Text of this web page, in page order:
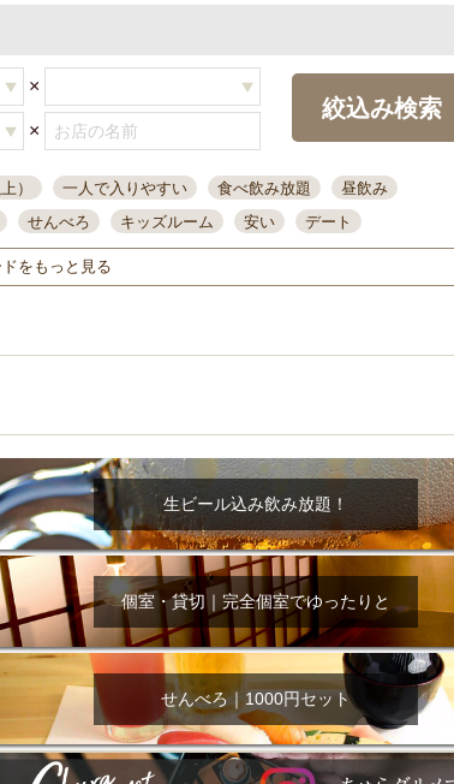
×
×
絞込み検索
） 一人で入りやすい 食べ飲み放題
昼飲み
せんべろ キッズルーム 安い
デート
誕生日 大人数
インスタ映え 座敷席 記念日 泡盛
喫煙可
レモンサワー 観光客に人気 大部屋30名
カウンター
寿司 クリスマス 和食
クーポン
旭橋駅周辺 沖縄料理 スイーツ
結納・顔会わせ
民謡・生演奏 気軽に一杯
店内全面禁煙
し 燻製料理
美栄橋駅周辺
オープンテラス マトン・ラム肉
洋食
夜景・景色◎ 夜12時以降入店可
サプライズ
ーデン 天ぷら
時間無制飲み放題
イン 立ち飲み 5000円以上コース 地中海料理
鍋
割烹 女性専用トイレあり
入店１時間が安い
) 炭火焼 ペイディ（給料日）
野菜巻き串
をもっと見る
生ビール込み飲み放題！
個室・貸切｜完全個室でゆったりと
せんべろ｜1000円セット